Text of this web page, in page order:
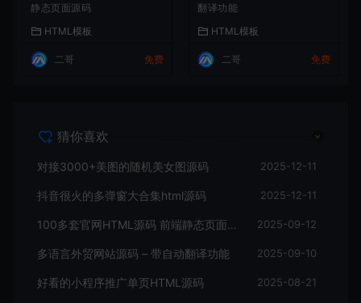
静态页面源码
HTML模板
二哥 免费
翻译功能
HTML模板
二哥 免费
猜你喜欢
对接3000+美图的随机美女图源码 2025-12-11
抖音很火的多弹窗大合集html源码 2025-12-11
100多套官网HTML源码 前端静态页面源码 2025-09-12
多语言外贸网站源码 – 带自动翻译功能 2025-09-10
好看的小程序推广单页HTML源码 2025-08-21